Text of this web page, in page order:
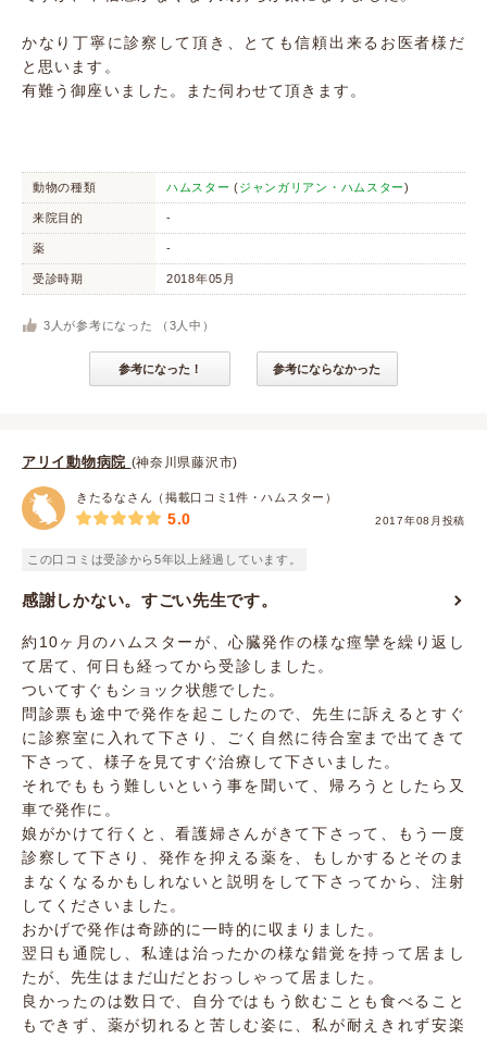
かなり丁寧に診察して頂き、とても信頼出来るお医者様だ
と思います。
有難う御座いました。また伺わせて頂きます。
動物の種類 ハムスター (ジャンガリアン・ハムスター)
来院目的 -
薬 -
受診時期 2018年05月
3 人が参考になった （ 3 人中）
参考になった！ 参考にならなかった
アリイ動物病院 (神奈川県藤沢市)
きたるなさん（掲載口コミ1件・ハムスター）
2017年08月投稿
5.0
この口コミは受診から5年以上経過しています。
感謝しかない。すごい先生です。
約10ヶ月のハムスターが、心臓発作の様な痙攣を繰り返し
て居て、何日も経ってから受診しました。
ついてすぐもショック状態でした。
問診票も途中で発作を起こしたので、先生に訴えるとすぐ
に診察室に入れて下さり、ごく自然に待合室まで出てきて
下さって、様子を見てすぐ治療して下さいました。
それでももう難しいという事を聞いて、帰ろうとしたら又
車で発作に。
娘がかけて行くと、看護婦さんがきて下さって、もう一度
診察して下さり、発作を抑える薬を、もしかするとそのま
まなくなるかもしれないと説明をして下さってから、注射
してくださいました。
おかげで発作は奇跡的に一時的に収まりました。
翌日も通院し、私達は治ったかの様な錯覚を持って居まし
たが、先生はまだ山だとおっしゃって居ました。
良かったのは数日で、自分ではもう飲むことも食べること
もできず、薬が切れると苦しむ姿に、私が耐えきれず安楽